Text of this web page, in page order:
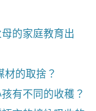
的家庭教育出
材的取捨？
有不同的收穫？